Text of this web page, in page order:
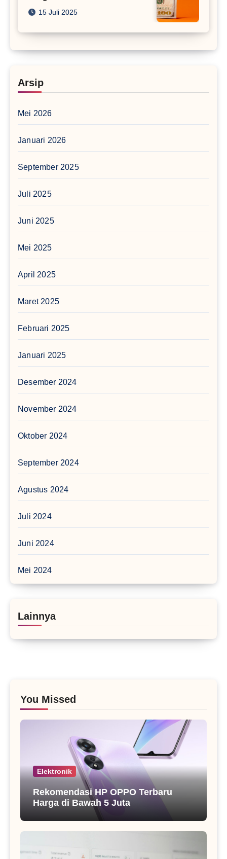
15 Juli 2025
Arsip
Mei 2026
Januari 2026
September 2025
Juli 2025
Juni 2025
Mei 2025
April 2025
Maret 2025
Februari 2025
Januari 2025
Desember 2024
November 2024
Oktober 2024
September 2024
Agustus 2024
Juli 2024
Juni 2024
Mei 2024
Lainnya
You Missed
Elektronik
Rekomendasi HP OPPO Terbaru
Harga di Bawah 5 Juta